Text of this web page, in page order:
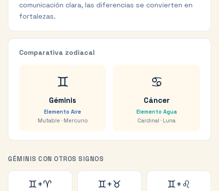
comunicación clara, las diferencias se convierten en
fortalezas.
Comparativa zodiacal
♊
Géminis
Elemento Aire
Mutable · Mercurio
♋
Cáncer
Elemento Agua
Cardinal · Luna
GÉMINIS CON OTROS SIGNOS
♊+♈ ♊+♉ ♊+♌